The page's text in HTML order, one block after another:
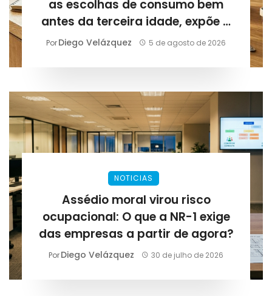
as escolhas de consumo bem
antes da terceira idade, expõe a
Lirius Suplementos
PorDiego Velázquez 5 de agosto de 2026
NOTICIAS
Assédio moral virou risco
ocupacional: O que a NR-1 exige
das empresas a partir de agora?
PorDiego Velázquez 30 de julho de 2026